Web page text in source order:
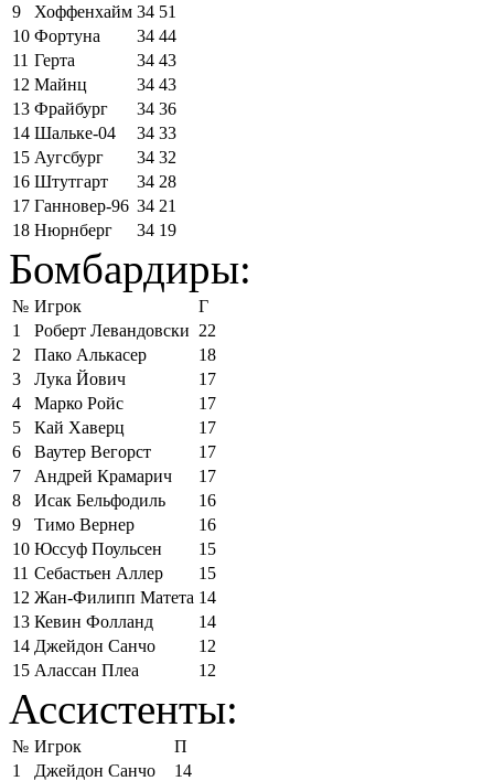
9
Хоффенхайм 34 51
10 Фортуна 34 44
11 Герта 34 43
12 Майнц 34 43
13 Фрайбург 34 36
14 Шальке-04 34 33
15 Аугсбург 34 32
16 Штутгарт 34 28
17 Ганновер-96 34 21
18 Нюрнберг 34 19
Бомбардиры:
№ Игрок
Г
1
Роберт Левандовски 22
2
Пако Алькасер
18
3
Лука Йович
17
4
Марко Ройс
17
5
Кай Хаверц
17
6
Ваутер Вегорст
17
7
Андрей Крамарич
17
8
Исак Бельфодиль
16
9
Тимо Вернер
16
10 Юссуф Поульсен
15
11 Себастьен Аллер
15
12 Жан-Филипп Матета 14
13 Кевин Фолланд
14
14 Джейдон Санчо
12
15 Алассан Плеа 12
Ассистенты:
№ Игрок
П
1
Джейдон Санчо
14